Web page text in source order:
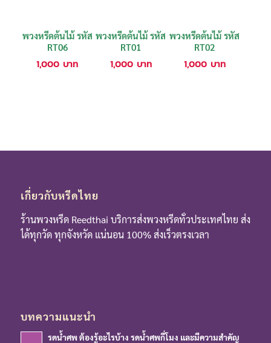
พวงหรีดต้นไม้ รหัส
RT06
1,000 บาท
พวงหรีดต้นไม้ รหัส
RT01
1,000 บาท
พวงหรีดต้นไม้ รหัส
RT02
1,000 บาท
เกี่ยวกับหรีดไทย
ร้านพวงหรีด Reedthai บริการส่งพวงหรีดทั่วประเทศไทย ส่ง
ได้ทุกวัด ทุกจังหวัด แน่นอน 100% ส่งเร็วตรงเวลา
บทความแนะนำ
รดน้ำศพ ต้องรู้อะไรบ้าง รดน้ำศพกี่โมง และมีความสำคัญ